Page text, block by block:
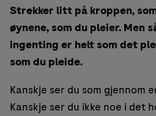
Strekker litt på kroppen,
øynene, som du pleier. Men
ingenting er helt som det
som du pleide.
Kanskje ser du som gjennom
Kanskje ser du ikke noe i det